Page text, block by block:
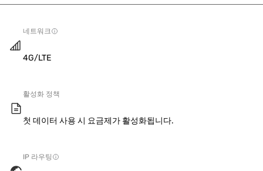
네트워크
4G/LTE
활성화 정책
첫 데이터 사용 시 요금제가 활성화됩니다.
IP 라우팅